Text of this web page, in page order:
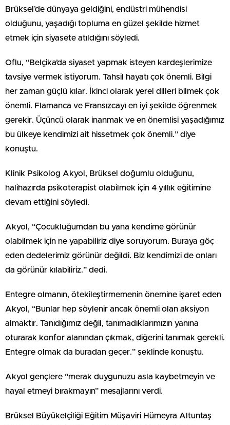
Brüksel’de dünyaya geldiğini, endüstri mühendisi
olduğunu, yaşadığı topluma en güzel şekilde hizmet
etmek için siyasete atıldığını söyledi.
Oflu, “Belçika’da siyaset yapmak isteyen kardeşlerimize
tavsiye vermek istiyorum. Tahsil hayatı çok önemli. Bilgi
her zaman güçlü kılar. İkinci olarak yerel dilleri bilmek çok
önemli. Flamanca ve Fransızcayı en iyi şekilde öğrenmek
gerekir. Üçüncü olarak inanmak ve en önemlisi yaşadığımız
bu ülkeye kendimizi ait hissetmek çok önemli.” diye
konuştu.
Klinik Psikolog Akyol, Brüksel doğumlu olduğunu,
halihazırda psikoterapist olabilmek için 4 yıllık eğitimine
devam ettiğini söyledi.
Akyol, “Çocukluğumdan bu yana kendime görünür
olabilmek için ne yapabiliriz diye soruyorum. Buraya göç
eden dedelerimiz görünür değildi. Biz kendimizi de onları
da görünür kılabiliriz.” dedi.
Entegre olmanın, ötekileştirmemenin önemine işaret eden
Akyol, “Bunlar hep söylenir ancak önemli olan aksiyon
almaktır. Tanıdığımız değil, tanımadıklarımızın yanına
oturarak konfor alanından çıkmak, diğerini tanımak gerekli.
Entegre olmak da buradan geçer.” şeklinde konuştu.
Akyol gençlere “merak duygunuzu asla kaybetmeyin ve
hayal etmeyi bırakmayın” mesajlarını verdi.
Brüksel Büyükelçiliği Eğitim Müşaviri Hümeyra Altuntaş